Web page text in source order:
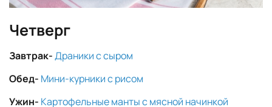
Четверг
Завтрак-Драники с сыром
Обед- Мини-курники с рисом
Ужин- Картофельные манты с мясной начинкой